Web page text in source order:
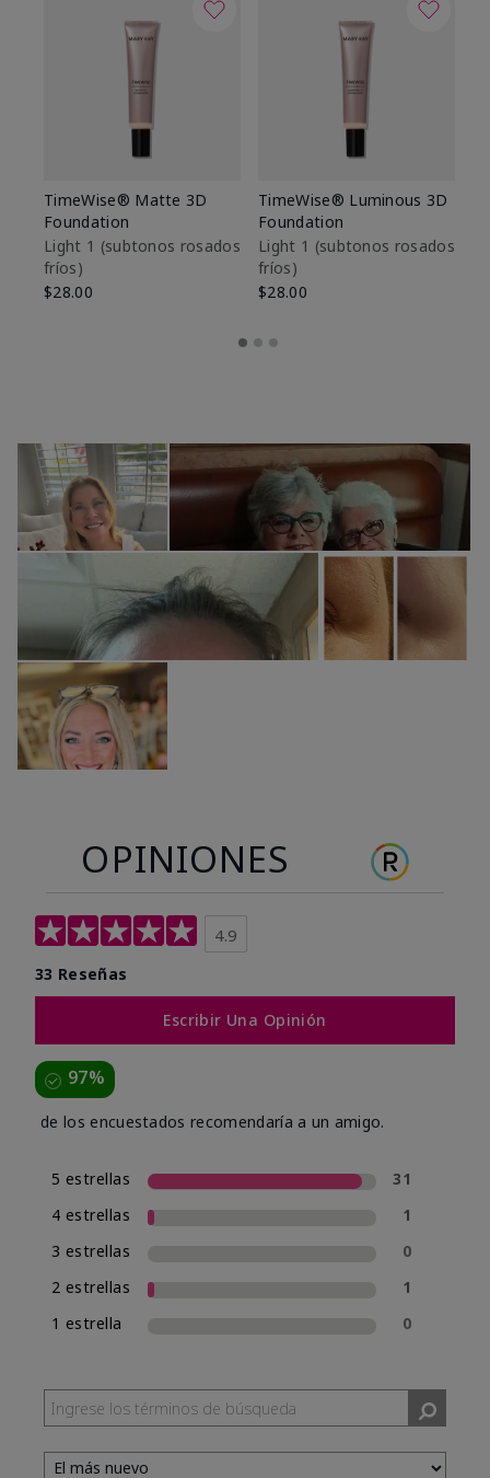
TimeWise® Matte 3D
Foundation
Light 1​ (subtonos rosados
fríos)
$28.00
TimeWise® Luminous 3D
Foundation
Light 1​ (subtonos rosados
fríos)
$28.00
OPINIONES
4.9
33 Reseñas
Escribir Una Opinión
97%
de los encuestados recomendaría a un amigo.
5 estrellas
31
4 estrellas
1
3 estrellas
0
2 estrellas
1
1 estrella
0